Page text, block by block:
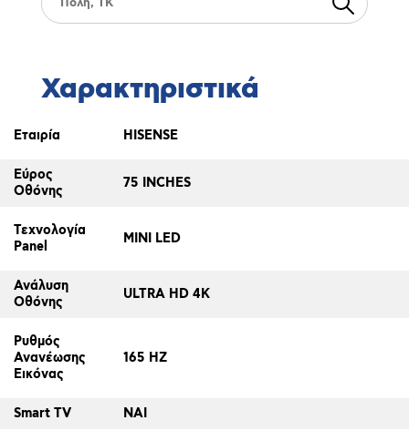
Χαρακτηριστικά
Εταιρία HISENSE
Εύρος
Οθόνης
75 INCHES
Τεχνολογία
Panel
MINI LED
Ανάλυση
Οθόνης
ULTRA HD 4K
Ρυθμός
Ανανέωσης
Εικόνας
165 HZ
Smart TV ΝΑΙ